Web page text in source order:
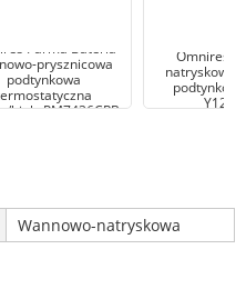
Parma Bateria
prysznicowa
podtynkowa
biały PM7436CRB
Omnires Y
natryskowa-
Wannowo-natryskowa